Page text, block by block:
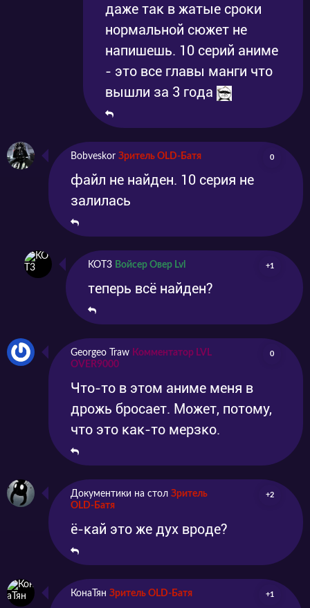
даже так в жатые сроки
нормальной сюжет не
напишешь. 10 серий аниме
- это все главы манги что
вышли за 3 года
Bobveskor Зритель OLD-Батя 0
файл не найден. 10 серия не
залилась
KOT3 Войсер Овер Lvl +1
теперь всё найден?
Georgeo Traw Комментатор LVL
OVER9000
0
Что-то в этом аниме меня в
дрожь бросает. Может, потому,
что это как-то мерзко.
Документики на стол Зритель
OLD-Батя
+2
ё-кай это же дух вроде?
КонаТян Зритель OLD-Батя +1